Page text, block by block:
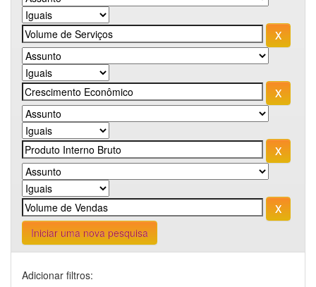
Iniciar uma nova pesquisa
Adicionar filtros: